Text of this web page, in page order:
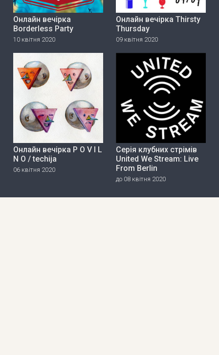
Онлайн вечірка
Borderless Party
10 квітня 2020
Онлайн вечірка Thirsty
Thursday
09 квітня 2020
Онлайн вечірка P O V I L
N O / techija
06 квітня 2020
Серія клубних стрімів
United We Stream: Live
From Berlin
до 08 квітня 2020